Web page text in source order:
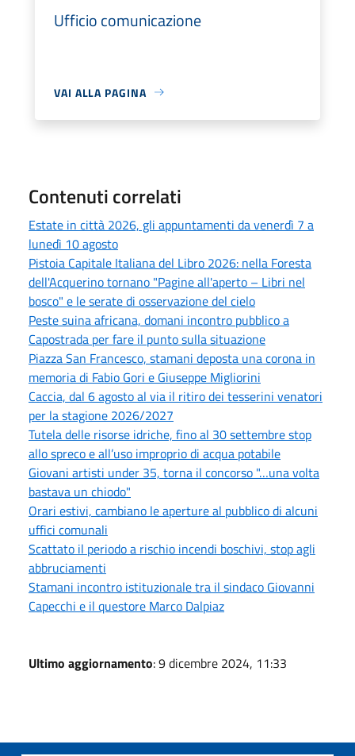
Ufficio comunicazione
VAI ALLA PAGINA
Contenuti correlati
Estate in città 2026, gli appuntamenti da venerdì 7 a
lunedì 10 agosto
Pistoia Capitale Italiana del Libro 2026: nella Foresta
dell'Acquerino tornano "Pagine all'aperto – Libri nel
bosco" e le serate di osservazione del cielo
Peste suina africana, domani incontro pubblico a
Capostrada per fare il punto sulla situazione
Piazza San Francesco, stamani deposta una corona in
memoria di Fabio Gori e Giuseppe Migliorini
Caccia, dal 6 agosto al via il ritiro dei tesserini venatori
per la stagione 2026/2027
Tutela delle risorse idriche, fino al 30 settembre stop
allo spreco e all’uso improprio di acqua potabile
Giovani artisti under 35, torna il concorso "…una volta
bastava un chiodo"
Orari estivi, cambiano le aperture al pubblico di alcuni
uffici comunali
Scattato il periodo a rischio incendi boschivi, stop agli
abbruciamenti
Stamani incontro istituzionale tra il sindaco Giovanni
Capecchi e il questore Marco Dalpiaz
Ultimo aggiornamento: 9 dicembre 2024, 11:33